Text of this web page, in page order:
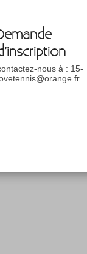
nous à : 15-